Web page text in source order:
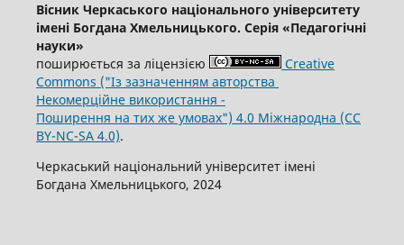
Вісник Черкаського національного університету
імені Богдана Хмельницького. Серія «Педагогічні
науки»
поширюється за ліцензією
Creative
Commons ("Із зазначенням авторства
Некомерційне використання -
Поширення на тих же умовах") 4.0 Міжнародна (CC
BY-NC-SA 4.0).
Черкаський національний університет імені
Богдана Хмельницького, 2024